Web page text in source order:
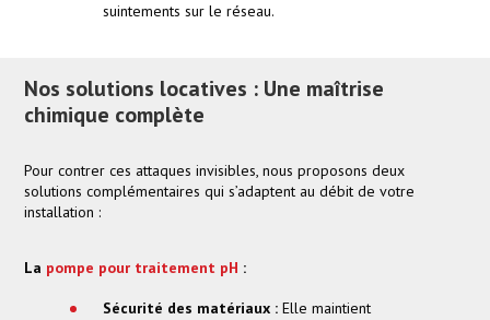
suintements sur le réseau.
Nos solutions locatives : Une maîtrise
chimique complète
Pour contrer ces attaques invisibles, nous proposons deux
solutions complémentaires qui s’adaptent au débit de votre
installation :
La pompe pour traitement pH :
Sécurité des matériaux : Elle maintient